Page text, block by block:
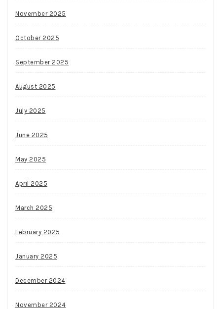
November 2025
October 2025
September 2025
August 2025
July 2025
June 2025
May 2025
April 2025
March 2025
February 2025
January 2025
December 2024
November 2024